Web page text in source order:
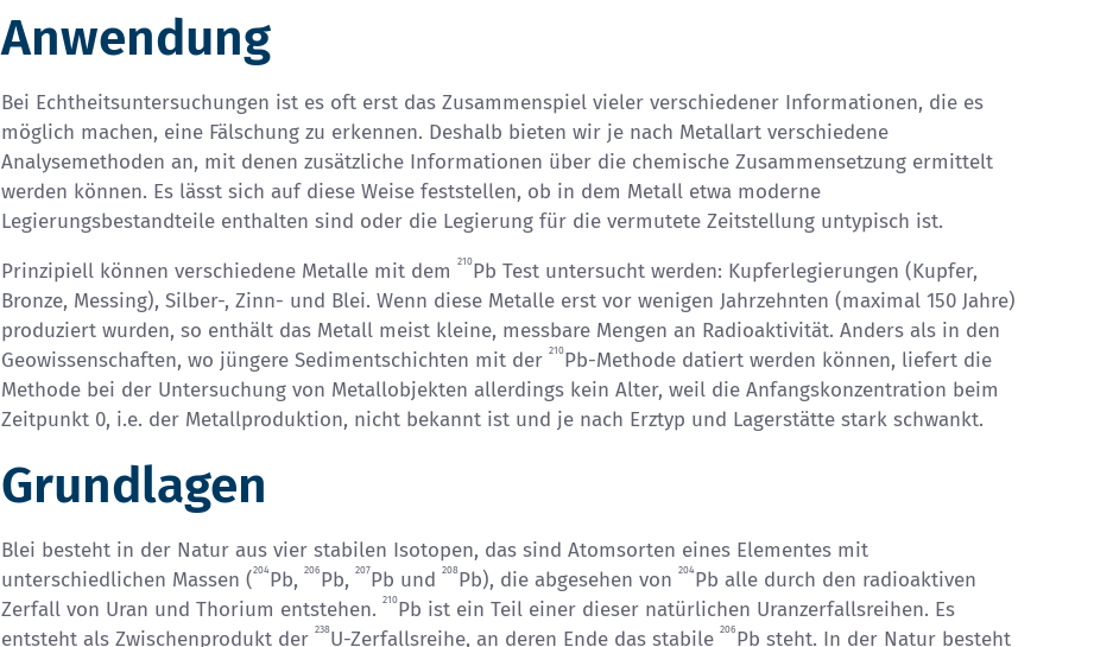
Anwendung
Bei Echtheitsuntersuchungen ist es oft erst das Zusammenspiel vieler verschiedener Informationen, die es
möglich machen, eine Fälschung zu erkennen. Deshalb bieten wir je nach Metallart verschiedene
Analysemethoden an, mit denen zusätzliche Informationen über die chemische Zusammensetzung ermittelt
werden können. Es lässt sich auf diese Weise feststellen, ob in dem Metall etwa moderne
Legierungsbestandteile enthalten sind oder die Legierung für die vermutete Zeitstellung untypisch ist.
Prinzipiell können verschiedene Metalle mit dem
210Pb Test untersucht werden: Kupferlegierungen (Kupfer,
Bronze, Messing), Silber-, Zinn- und Blei. Wenn diese Metalle erst vor wenigen Jahrzehnten (maximal 150 Jahre)
produziert wurden, so enthält das Metall meist kleine, messbare Mengen an Radioaktivität. Anders als in den
Geowissenschaften, wo jüngere Sedimentschichten mit der 210Pb-Methode datiert werden können, liefert die
Methode bei der Untersuchung von Metallobjekten allerdings kein Alter, weil die Anfangskonzentration beim
Zeitpunkt 0, i.e. der Metallproduktion, nicht bekannt ist und je nach Erztyp und Lagerstätte stark schwankt.
Grundlagen
Blei besteht in der Natur aus vier stabilen Isotopen, das sind Atomsorten eines Elementes mit
unterschiedlichen Massen ( 204Pb, 206 Pb, 207Pb und 208Pb), die abgesehen von 204Pb alle durch den radioaktiven
Zerfall von Uran und Thorium entstehen. 210Pb ist ein Teil einer dieser natürlichen Uranzerfallsreihen. Es
entsteht als Zwischenprodukt der 238U-Zerfallsreihe, an deren Ende das stabile 206 Pb steht. In der Natur besteht